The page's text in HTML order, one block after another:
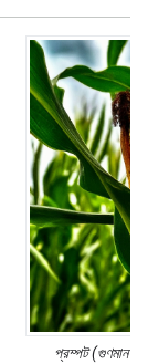
প্রম্পট (গুণমান